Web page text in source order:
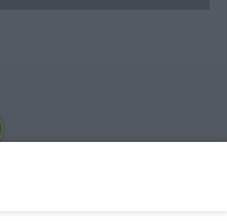
Serwis Informacyjny Miasta